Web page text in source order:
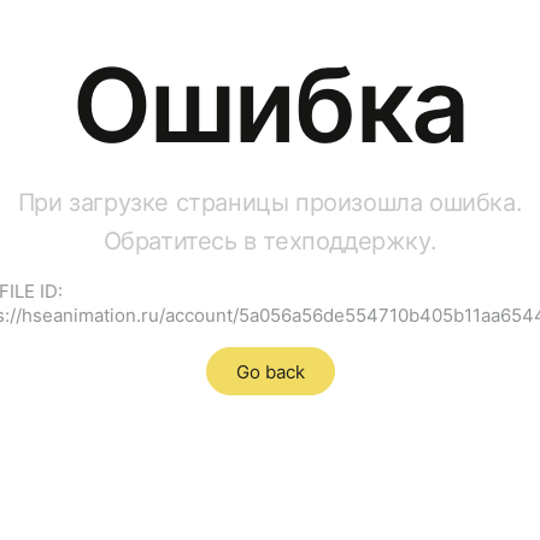
Ошибка
При загрузке страницы произошла ошибка.
Обратитесь в техподдержку.
ID:
hseanimation.ru/account/
Go back